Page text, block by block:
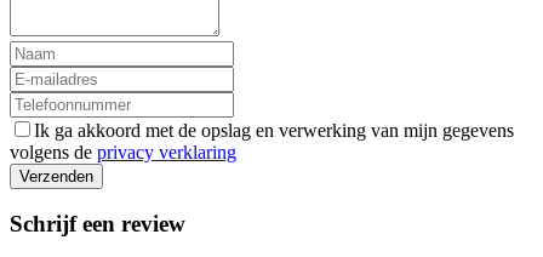
Ik ga akkoord met de opslag en verwerking van mijn gegevens
volgens de privacy verklaring
Verzenden
Schrijf een review